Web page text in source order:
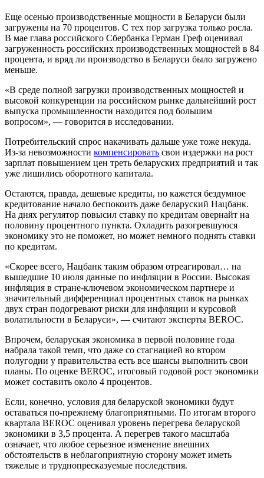
Еще осенью производственные мощности в Беларуси были
загружены на 70 процентов. С тех пор загрузка только росла.
В мае глава российского Сбербанка Герман Греф оценивал
загруженность российских производственных мощностей в 84
процента, и вряд ли производство в Беларуси было загружено
меньше.
«В среде полной загрузки производственных мощностей и
высокой конкуренции на российском рынке дальнейший рост
выпуска промышленности находится под большим
вопросом», — говорится в исследовании.
Потребительский спрос накачивать дальше уже тоже некуда.
Из-за невозможности компенсировать свои издержки на рост
зарплат повышением цен треть беларуских предприятий и так
уже лишились оборотного капитала.
Остаются, правда, дешевые кредиты, но кажется бездумное
кредитование начало беспокоить даже беларуский Нацбанк.
На днях регулятор повысил ставку по кредитам овернайт на
половину процентного пункта. Охладить разогревшуюся
экономику это не поможет, но может немного поднять ставки
по кредитам.
«Скорее всего, Нацбанк таким образом отреагировал… на
вышедшие 10 июля данные по инфляции в России. Высокая
инфляция в стране-ключевом экономическом партнере и
значительный дифференциал процентных ставок на рынках
двух стран подогревают риски для инфляции и курсовой
волатильности в Беларуси», — считают эксперты BEROC.
Впрочем, беларуская экономика в первой половине года
набрала такой темп, что даже со стагнацией во втором
полугодии у правительства есть все шансы выполнить свои
планы. По оценке BEROC, итоговый годовой рост экономики
может составить около 4 процентов.
Если, конечно, условия для беларуской экономики будут
оставаться по-прежнему благоприятными. По итогам второго
квартала BEROC оценивал уровень перегрева беларуской
экономики в 3,5 процента. А перегрев такого масштаба
означает, что любое серьезное изменение внешних
обстоятельств в неблагоприятную сторону может иметь
тяжелые и труднопресказуемые последствия.